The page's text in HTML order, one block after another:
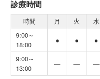
診療時間
時間 月 火 水
9:00～
18:00
● ● ●
9:00～
13:00
― ― ―